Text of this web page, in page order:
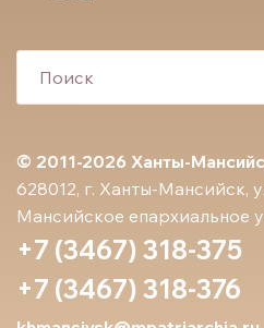
© 2011-2026 Ханты-
628012, г. Ханты-Мансийск,
Мансийское епархиальное
+7 (3467) 318-375
+7 (3467) 318-376